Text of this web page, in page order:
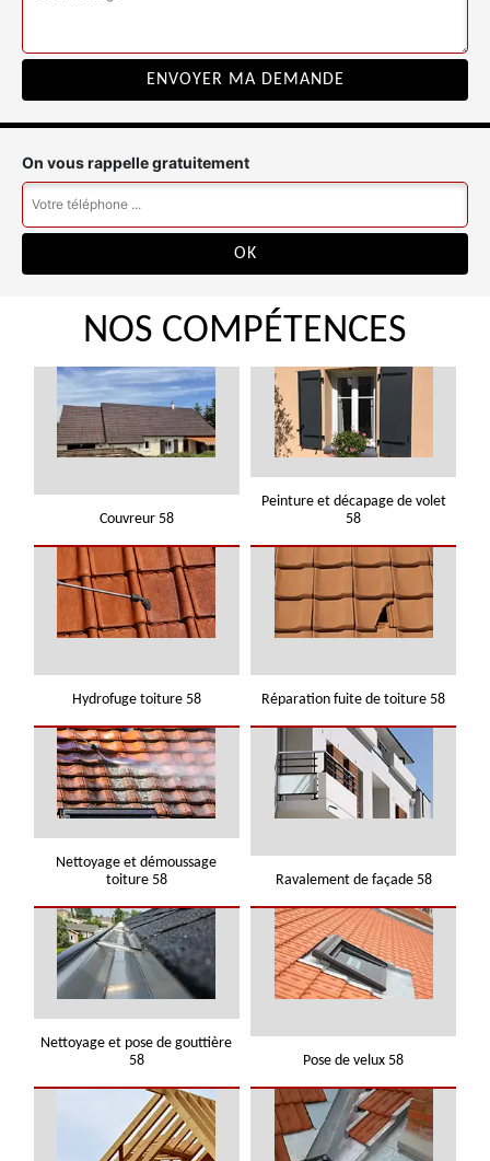
On vous rappelle gratuitement
NOS COMPÉTENCES
Couvreur 58
Peinture et décapage de volet
58
Hydrofuge toiture 58 Réparation fuite de toiture 58
Nettoyage et démoussage
toiture 58
Ravalement de façade 58
Nettoyage et pose de gouttière
58
Pose de velux 58